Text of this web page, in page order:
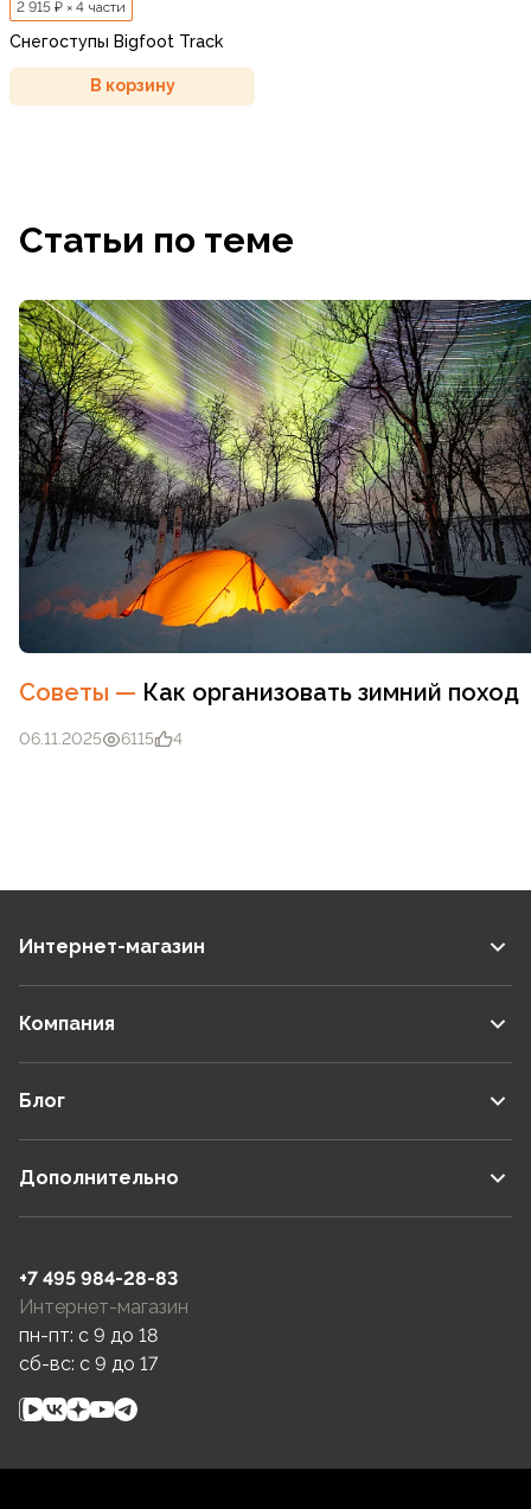
2 915 ₽ × 4 части
Снегоступы Bigfoot Track
В корзину
Статьи по теме
Советы — Как организовать зимний поход
06.11.2025 6115 4
Интернет-магазин
Компания
Блог
Дополнительно
+7 495 984-28-83
Интернет-магазин
пн-пт: c 9 до 18
сб-вс: c 9 до 17